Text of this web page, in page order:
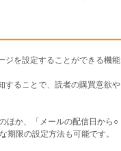
ジを設定することができる機能
することで、読者の購買意欲や
ほか、「メールの配信日から○
期限の設定方法も可能です。